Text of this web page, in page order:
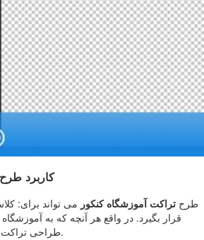
کاربرد
طرح تراکت آموزشگاه کنکور می تواند برای:
قرار بگیرد. در واقع هر آنچه که به
طراحی تراکت دارد این طرح ایده ال است.